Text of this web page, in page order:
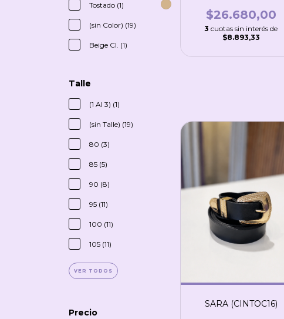
Tostado (1)
(sin Color) (19)
Beige Cl. (1)
Talle
(1 Al 3) (1)
(sin Talle) (19)
80 (3)
85 (5)
90 (8)
95 (11)
100 (11)
105 (11)
VER TODOS
Precio
$26.680,00
3 cuotas sin interés de
$8.893,33
SARA (CINTOC16)